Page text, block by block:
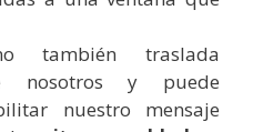
también traslada
nosotros y puede
nuestro mensaje